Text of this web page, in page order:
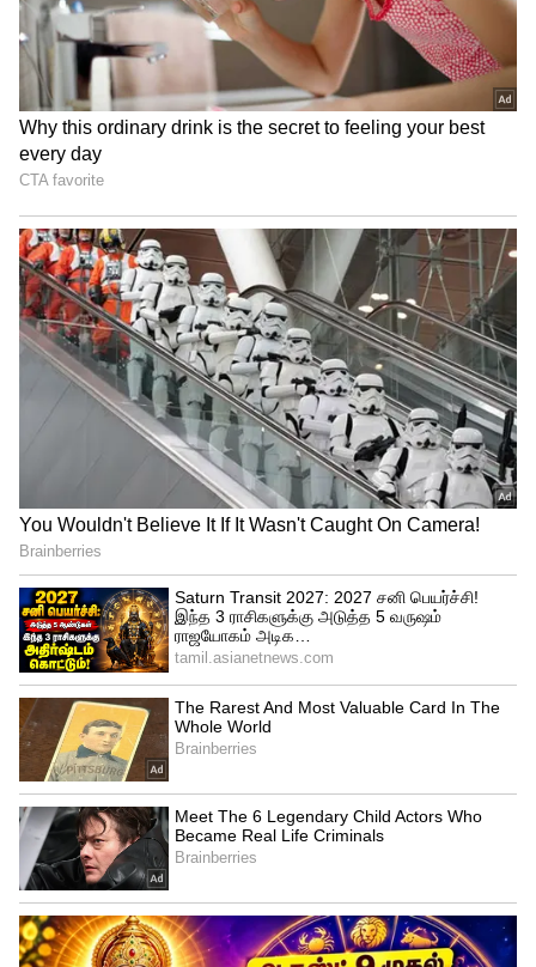
சூரியகாந்தி பூ (Sunflower)
கொஞ்சம் சூரியகாந்தி பூக்களை எடுத்து
காயவைங்க. காய்ந்ததும், அதுல ரோஸ்
வாட்டர் இல்லனா பால் சேர்த்து மிக்ஸியில
அரைச்சுக்கோங்க. இந்த பேக் உங்க
சருமத்தை பளபளப்பாக்கும், டானை நீக்கும்,
சருமத்தை இளமையா காட்டும்.
4
9